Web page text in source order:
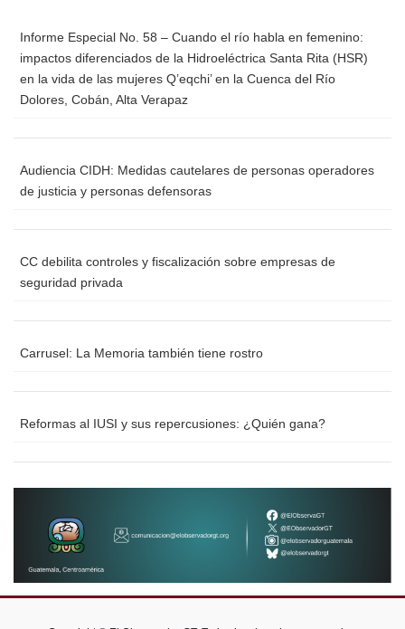
Informe Especial No. 58 – Cuando el río habla en femenino:
impactos diferenciados de la Hidroeléctrica Santa Rita (HSR)
en la vida de las mujeres Q’eqchi’ en la Cuenca del Río
Dolores, Cobán, Alta Verapaz
Audiencia CIDH: Medidas cautelares de personas operadores
de justicia y personas defensoras
CC debilita controles y fiscalización sobre empresas de
seguridad privada
Carrusel: La Memoria también tiene rostro
Reformas al IUSI y sus repercusiones: ¿Quién gana?